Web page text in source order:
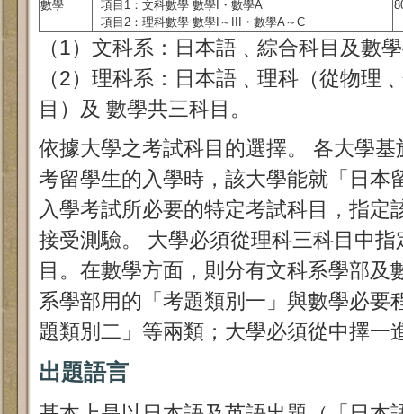
數學
項目1：文科數學 數學I・數學A
項目2：理科數學 數學I～III・數學A～C
（1）文科系：日本語﹑綜合科目及數
（2）理科系：日本語﹑理科（從物理
目）及 數學共三科目。
依據大學之考試科目的選擇。 各大學
考留學生的入學時，該大學能就「日本
入學考試所必要的特定考試科目，指定
接受測驗。 大學必須從理科三科目中
目。在數學方面，則分有文科系學部及
系學部用的「考題類別一」與數學必要
題類別二」等兩類；大學必須從中擇一
出題語言